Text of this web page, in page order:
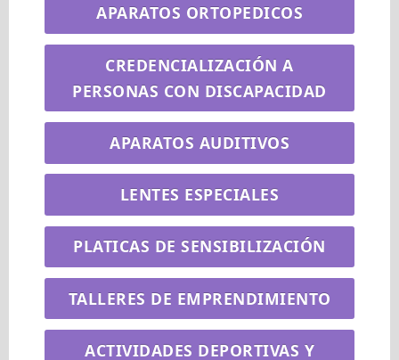
APARATOS ORTOPEDICOS
CREDENCIALIZACIÓN A
PERSONAS CON DISCAPACIDAD
APARATOS AUDITIVOS
LENTES ESPECIALES
PLATICAS DE SENSIBILIZACIÓN
TALLERES DE EMPRENDIMIENTO
ACTIVIDADES DEPORTIVAS Y